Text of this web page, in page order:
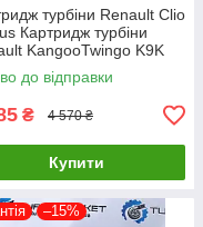
турбіни Renault Clio
Картридж турбіни
KangooTwingo K9K
54359700011
до відправки
₴ 4 570 ₴
Купити
–15%